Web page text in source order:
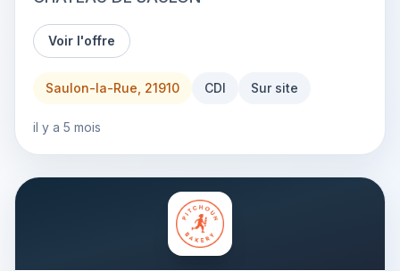
Voir l'offre
Saulon-la-Rue, 21910 CDI Sur site
il y a 5 mois